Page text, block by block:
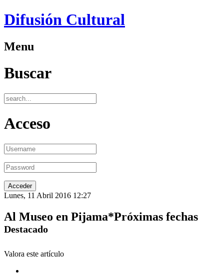
Difusión Cultural
Menu
Buscar
Acceso
Lunes, 11 Abril 2016 12:27
Al Museo en Pijama*Próximas fechas
Destacado
Valora este artículo